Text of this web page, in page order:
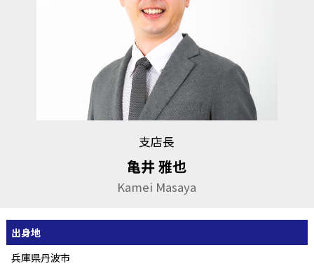
支店長
亀井 雅也
Kamei Masaya
出身地
兵庫県丹波市